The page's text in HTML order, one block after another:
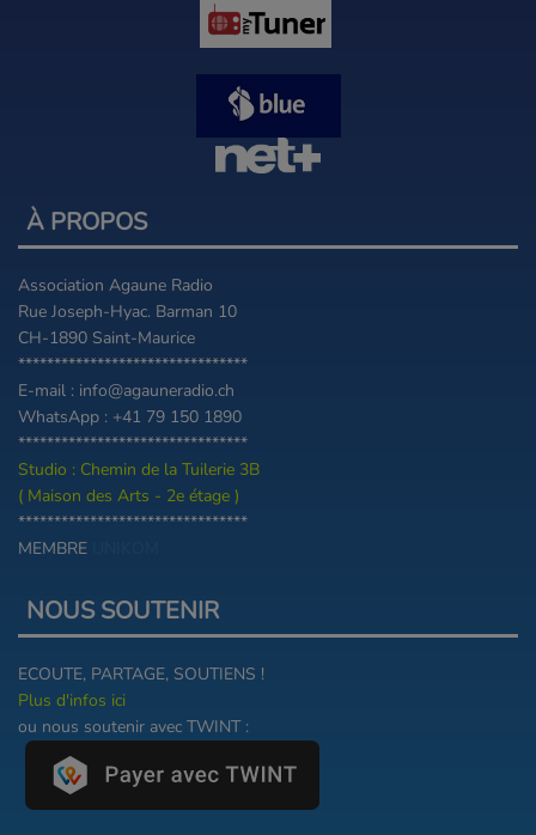
À PROPOS
Association Agaune Radio
Rue Joseph-Hyac. Barman 10
CH-1890 Saint-Maurice
********************************
E-mail : info@agauneradio.ch
WhatsApp : +41 79 150 1890
********************************
Studio : Chemin de la Tuilerie 3B
( Maison des Arts - 2e étage )
********************************
MEMBRE
NOUS SOUTENIR
ECOUTE, PARTAGE, SOUTIENS !
Plus d'infos ici
ou nous soutenir avec TWINT :